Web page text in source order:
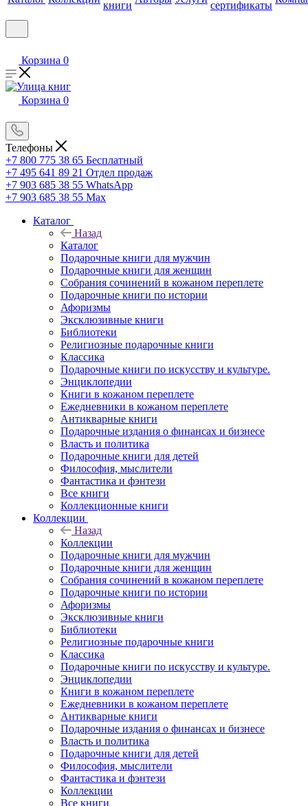
книги
сертификаты
Корзина 0
Корзина 0
Телефоны
+7 800 775 38 65 Бесплатный
+7 495 641 89 21 Отдел продаж
+7 903 685 38 55 WhatsApp
+7 903 685 38 55 Max
Каталог
Назад
Каталог
Подарочные книги для мужчин
Подарочные книги для женщин
Собрания сочинений в кожаном переплете
Подарочные книги по истории
Афоризмы
Эксклюзивные книги
Библиотеки
Религиозные подарочные книги
Классика
Подарочные книги по искусству и культуре.
Энциклопедии
Книги в кожаном переплете
Ежедневники в кожаном переплете
Антикварные книги
Подарочные издания о финансах и бизнесе
Власть и политика
Подарочные книги для детей
Философия, мыслители
Фантастика и фэнтези
Все книги
Коллекционные книги
Коллекции
Назад
Коллекции
Подарочные книги для мужчин
Подарочные книги для женщин
Собрания сочинений в кожаном переплете
Подарочные книги по истории
Афоризмы
Эксклюзивные книги
Библиотеки
Религиозные подарочные книги
Классика
Подарочные книги по искусству и культуре.
Энциклопедии
Книги в кожаном переплете
Ежедневники в кожаном переплете
Антикварные книги
Подарочные издания о финансах и бизнесе
Власть и политика
Подарочные книги для детей
Философия, мыслители
Фантастика и фэнтези
Коллекции
Все книги